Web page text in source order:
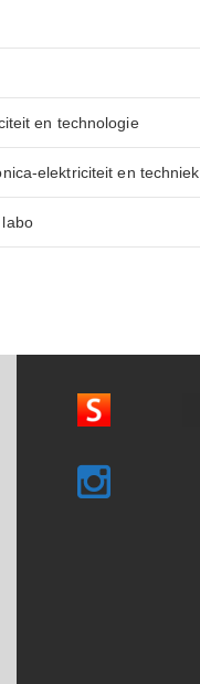
en technologie
elektriciteit en techniek